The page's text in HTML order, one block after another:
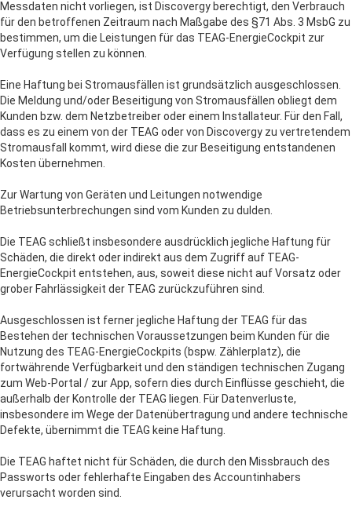
Messdaten nicht vorliegen, ist Discovergy berechtigt, den Verbrauch
für den betroffenen Zeitraum nach Maßgabe des §71 Abs. 3 MsbG zu
bestimmen, um die Leistungen für das TEAG-EnergieCockpit zur
Verfügung stellen zu können.
Eine Haftung bei Stromausfällen ist grundsätzlich ausgeschlossen.
Die Meldung und/oder Beseitigung von Stromausfällen obliegt dem
Kunden bzw. dem Netzbetreiber oder einem Installateur. Für den Fall,
dass es zu einem von der TEAG oder von Discovergy zu vertretendem
Stromausfall kommt, wird diese die zur Beseitigung entstandenen
Kosten übernehmen.
Zur Wartung von Geräten und Leitungen notwendige
Betriebsunterbrechungen sind vom Kunden zu dulden.
Die TEAG schließt insbesondere ausdrücklich jegliche Haftung für
Schäden, die direkt oder indirekt aus dem Zugriff auf TEAG-
EnergieCockpit entstehen, aus, soweit diese nicht auf Vorsatz oder
grober Fahrlässigkeit der TEAG zurückzuführen sind.
Ausgeschlossen ist ferner jegliche Haftung der TEAG für das
Bestehen der technischen Voraussetzungen beim Kunden für die
Nutzung des TEAG-EnergieCockpits (bspw. Zählerplatz), die
fortwährende Verfügbarkeit und den ständigen technischen Zugang
zum Web-Portal / zur App, sofern dies durch Einflüsse geschieht, die
außerhalb der Kontrolle der TEAG liegen. Für Datenverluste,
insbesondere im Wege der Datenübertragung und andere technische
Defekte, übernimmt die TEAG keine Haftung.
Die TEAG haftet nicht für Schäden, die durch den Missbrauch des
Passworts oder fehlerhafte Eingaben des Accountinhabers
verursacht worden sind.